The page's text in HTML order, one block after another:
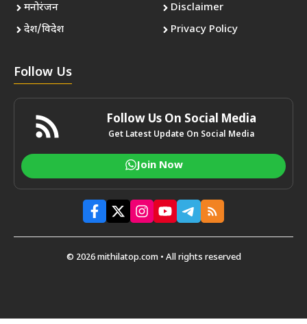
मनोरंजन
देश/विदेश
Disclaimer
Privacy Policy
Follow Us
Follow Us On Social Media
Get Latest Update On Social Media
Join Now
© 2026 mithilatop.com • All rights reserved